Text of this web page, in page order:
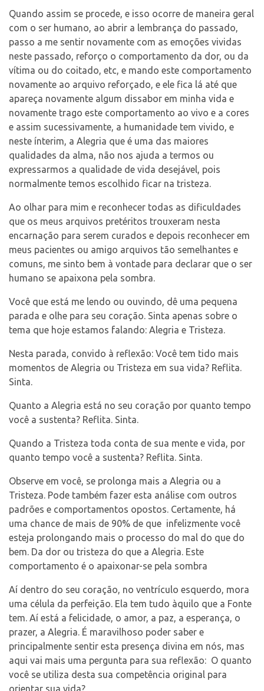
Quando assim se procede, e isso ocorre de maneira geral
com o ser humano, ao abrir a lembrança do passado,
passo a me sentir novamente com as emoções vividas
neste passado, reforço o comportamento da dor, ou da
vítima ou do coitado, etc, e mando este comportamento
novamente ao arquivo reforçado, e ele fica lá até que
apareça novamente algum dissabor em minha vida e
novamente trago este comportamento ao vivo e a cores
e assim sucessivamente, a humanidade tem vivido, e
neste ínterim, a Alegria que é uma das maiores
qualidades da alma, não nos ajuda a termos ou
expressarmos a qualidade de vida desejável, pois
normalmente temos escolhido ficar na tristeza.
Ao olhar para mim e reconhecer todas as dificuldades
que os meus arquivos pretéritos trouxeram nesta
encarnação para serem curados e depois reconhecer em
meus pacientes ou amigo arquivos tão semelhantes e
comuns, me sinto bem à vontade para declarar que o ser
humano se apaixona pela sombra.
Você que está me lendo ou ouvindo, dê uma pequena
parada e olhe para seu coração. Sinta apenas sobre o
tema que hoje estamos falando: Alegria e Tristeza.
Nesta parada, convido à reflexão: Você tem tido mais
momentos de Alegria ou Tristeza em sua vida? Reflita.
Sinta.
Quanto a Alegria está no seu coração por quanto tempo
você a sustenta? Reflita. Sinta.
Quando a Tristeza toda conta de sua mente e vida, por
quanto tempo você a sustenta? Reflita. Sinta.
Observe em você, se prolonga mais a Alegria ou a
Tristeza. Pode também fazer esta análise com outros
padrões e comportamentos opostos. Certamente, há
uma chance de mais de 90% de que infelizmente você
esteja prolongando mais o processo do mal do que do
bem. Da dor ou tristeza do que a Alegria. Este
comportamento é o apaixonar-se pela sombra
Aí dentro do seu coração, no ventrículo esquerdo, mora
uma célula da perfeição. Ela tem tudo àquilo que a Fonte
tem. Aí está a felicidade, o amor, a paz, a esperança, o
prazer, a Alegria. É maravilhoso poder saber e
principalmente sentir esta presença divina em nós, mas
aqui vai mais uma pergunta para sua reflexão: O quanto
você se utiliza desta sua competência original para
orientar sua vida?